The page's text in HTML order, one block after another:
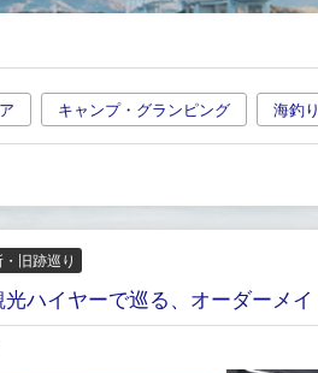
キャンプ・グランピング 海釣
旧跡巡り
光ハイヤーで巡る、オーダーメ